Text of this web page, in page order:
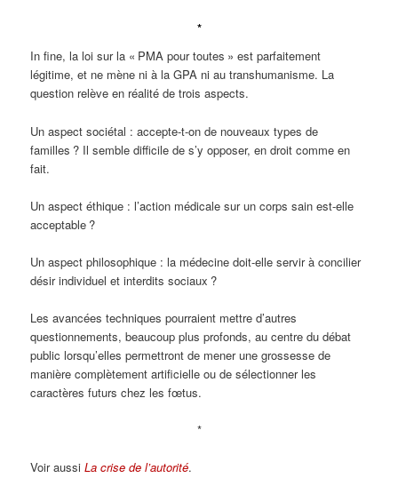
*
In fine, la loi sur la « PMA pour toutes » est parfaitement
légitime, et ne mène ni à la GPA ni au transhumanisme. La
question relève en réalité de trois aspects.
Un aspect sociétal : accepte-t-on de nouveaux types de
familles ? Il semble difficile de s’y opposer, en droit comme en
fait.
Un aspect éthique : l’action médicale sur un corps sain est-elle
acceptable ?
Un aspect philosophique : la médecine doit-elle servir à concilier
désir individuel et interdits sociaux ?
Les avancées techniques pourraient mettre d’autres
questionnements, beaucoup plus profonds, au centre du débat
public lorsqu’elles permettront de mener une grossesse de
manière complètement artificielle ou de sélectionner les
caractères futurs chez les fœtus.
*
Voir aussiLa crise de l’autorité.